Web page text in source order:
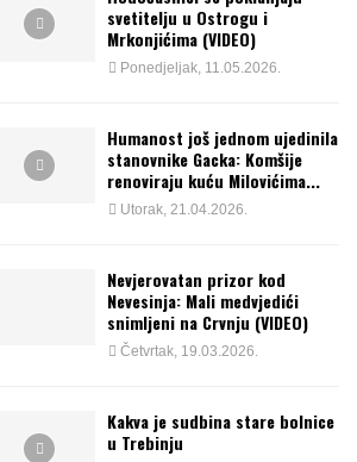
svetitelju u Ostrogu i
Mrkonjićima (VIDEO)
Ponedjeljak, 11.05.2026.
Humanost još jednom ujedinila
stanovnike Gacka: Komšije
renoviraju kuću Milovićima...
Utorak, 21.04.2026.
Nevjerovatan prizor kod
Nevesinja: Mali medvjedići
snimljeni na Crvnju (VIDEO)
Četvrtak, 19.03.2026.
Kakva je sudbina stare bolnice
u Trebinju